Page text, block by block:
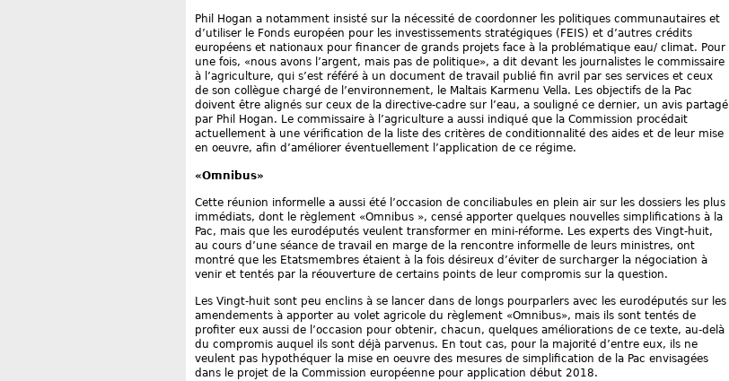
Phil Hogan a notamment insisté sur la nécessité de coordonner les politiques communautaires et
d’utiliser le Fonds européen pour les investissements stratégiques (FEIS) et d’autres crédits
européens et nationaux pour financer de grands projets face à la problématique eau/ climat. Pour
une fois, «nous avons l’argent, mais pas de politique», a dit devant les journalistes le commissaire
à l’agriculture, qui s’est référé à un document de travail publié fin avril par ses services et ceux
de son collègue chargé de l’environnement, le Maltais Karmenu Vella. Les objectifs de la Pac
doivent être alignés sur ceux de la directive-cadre sur l’eau, a souligné ce dernier, un avis partagé
par Phil Hogan. Le commissaire à l’agriculture a aussi indiqué que la Commission procédait
actuellement à une vérification de la liste des critères de conditionnalité des aides et de leur mise
en oeuvre, afin d’améliorer éventuellement l’application de ce régime.
«Omnibus»
Cette réunion informelle a aussi été l’occasion de conciliabules en plein air sur les dossiers les plus
immédiats, dont le règlement «Omnibus », censé apporter quelques nouvelles simplifications à la
Pac, mais que les eurodéputés veulent transformer en mini-réforme. Les experts des Vingt-huit,
au cours d’une séance de travail en marge de la rencontre informelle de leurs ministres, ont
montré que les Etatsmembres étaient à la fois désireux d’éviter de surcharger la négociation à
venir et tentés par la réouverture de certains points de leur compromis sur la question.
Les Vingt-huit sont peu enclins à se lancer dans de longs pourparlers avec les eurodéputés sur les
amendements à apporter au volet agricole du règlement «Omnibus», mais ils sont tentés de
profiter eux aussi de l’occasion pour obtenir, chacun, quelques améliorations de ce texte, au-delà
du compromis auquel ils sont déjà parvenus. En tout cas, pour la majorité d’entre eux, ils ne
veulent pas hypothéquer la mise en oeuvre des mesures de simplification de la Pac envisagées
dans le projet de la Commission européenne pour application début 2018.